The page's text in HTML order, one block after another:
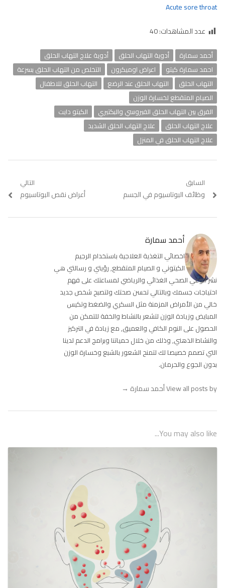
Acute sore throat
عدد المشاهدات:40
أحمد سمارة أدوية التهاب الحلق
أدوية علاج التهاب الحلق
احمد سمارة كيتو
اعراض اوميكرون
التخلص من التهاب الحلق بسرعة
التهاب الحلق
التهاب الحلق عند الرضع
التهاب الحلق للاطفال
الصيام المتقطع لخسارة الوزن
الفرق بين التهاب الحلق الفيروسي والبكتيري
الكيتو دايت
علاج التهاب الحلق
علاج التهاب الحلق الشديد
علاج التهاب الحلق في المنزل
تصفّح
المقالات
السابق
Previous
وظائف البوتاسيوم في الجسم
التالي
Next
أعراض نقص البوتاسيوم
أحمد سمارة
اخصائي التغذية العلاجية باستخدام الرجيم
الكيتوني و الصيام المتقطع, رؤيتي و رسالتي هي
نشر الوعي الصحي الغذائي والرياضي لمساعتك على فهم
احتياجات جسمك وبالتالي تحسن صحتك ولتصبح شخص جديد
خالي من الأمراض المزمنة مثل السكري والضغط وتكيس
المبايض وزيادة الوزن لتشعر بالنشاط والخفة للتمكن من
الحصول على النوم الكافي والعميق, مع زيادة في التركيز
والنشاط الذهني, وذلك من خلال حمياتنا وبرامج الدعم لدينا
التي تصمم خصيصا لك لتمنح الشعور بالشبع وخسارة الوزن
بدون الجوع والحرمان.
View all posts by أحمد سمارة →
You may also like...